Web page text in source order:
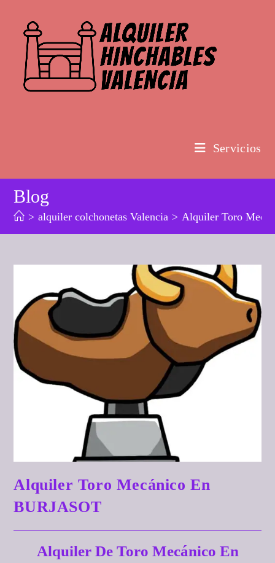
contenido
Servicios
Blog
> alquiler colchonetas Valencia > Alquiler Toro
Alquiler Toro Mecánico En
BURJASOT
Alquiler De Toro Mecánico En